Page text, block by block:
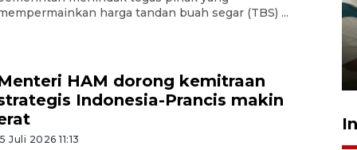
harga tandan buah segar (TBS) ...
HAM dorong kemitraan
Indonesia-Prancis makin
Juli 2026 11:13
Ambon ajak semua pihak buka